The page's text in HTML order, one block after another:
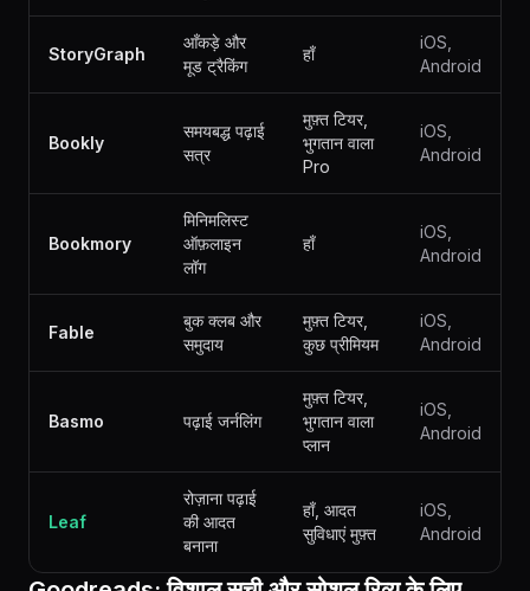
StoryGraph
आँकड़े और
मूड ट्रैकिंग
हाँ
iOS,
Android
Bookly
समयबद्ध पढ़ाई
सत्र
मुफ़्त टियर,
भुगतान वाला
Pro
iOS,
Android
Bookmory
मिनिमलिस्ट
ऑफ़लाइन
लॉग
हाँ
iOS,
Android
Fable
बुक क्लब और
समुदाय
मुफ़्त टियर,
कुछ प्रीमियम
iOS,
Android
Basmo पढ़ाई जर्नलिंग
मुफ़्त टियर,
भुगतान वाला
प्लान
iOS,
Android
Leaf
रोज़ाना पढ़ाई
की आदत
बनाना
हाँ, आदत
सुविधाएं मुफ़्त
iOS,
Android